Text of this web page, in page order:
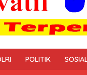
POLITIK